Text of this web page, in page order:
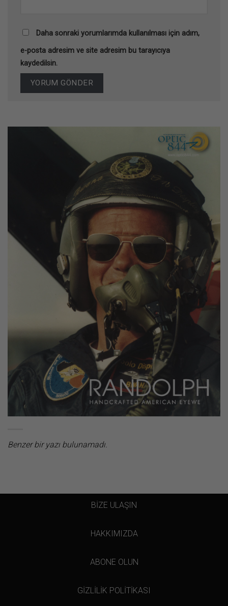
Daha sonraki yorumlarımda kullanılması için adım,
e-posta adresim ve site adresim bu tarayıcıya
kaydedilsin.
Benzer bir yazı bulunamadı.
BİZE ULAŞIN
HAKKIMIZDA
ABONE OLUN
GİZLİLİK POLİTİKASI